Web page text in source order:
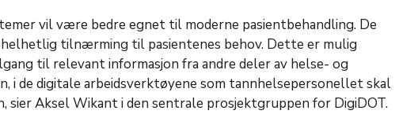
vil være bedre egnet til moderne pasientbehandling. De
helhetlig tilnærming til pasientenes behov. Dette er mulig
til relevant informasjon fra andre deler av helse- og
i de digitale arbeidsverktøyene som tannhelsepersonellet skal
sier Aksel Wikant i den sentrale prosjektgruppen for DigiDOT.